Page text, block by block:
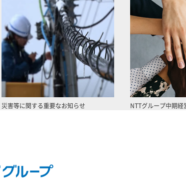
災害等に関する重要なお知らせ NTTグループ中期経